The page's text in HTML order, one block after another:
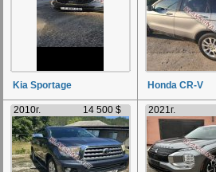
Kia Sportage Honda CR-V
2010г. 14 500 $ 2021г.